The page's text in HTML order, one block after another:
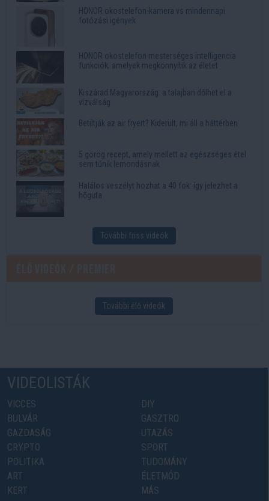
HONOR okostelefon-kamera vs mindennapi
fotózási igények
HONOR okostelefon mesterséges intelligencia
funkciók, amelyek megkönnyítik az életet
Kiszárad Magyarország: a talajban dőlhet el a
vízválság
Betiltják az air fryert? Kiderült, mi áll a háttérben
5 görög recept, amely mellett az egészséges étel
sem tűnik lemondásnak
Halálos veszélyt hozhat a 40 fok: így jelezhet a
hőguta
További friss videók
További élő videók
VIDEOLISTÁK
VICCES
BULVÁR
GAZDASÁG
CRYPTO
POLITIKA
ART
KERT
DIY
GASZTRO
UTAZÁS
SPORT
TUDOMÁNY
ÉLETMÓD
MÁS